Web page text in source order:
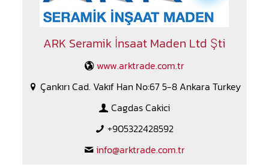
ARK Seramik İnsaat Maden Ltd Şti
www.arktrade.com.tr
Çankırı Cad. Vakıf Han No:67 5-8 Ankara Turkey
Cagdas Cakici
+905322428592
info@arktrade.com.tr